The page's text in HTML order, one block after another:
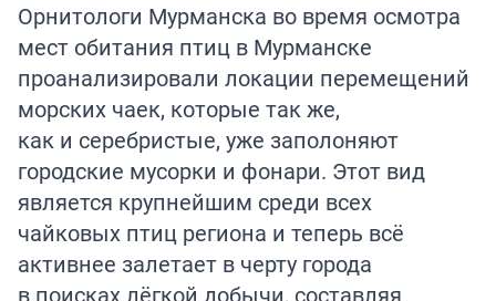
Орнитологи Мурманска во время осмотра
мест обитания птиц в Мурманске
проанализировали локации перемещений
морских чаек, которые так же,
как и серебристые, уже заполоняют
городские мусорки и фонари. Этот вид
является крупнейшим среди всех
чайковых птиц региона и теперь всё
активнее залетает в черту города